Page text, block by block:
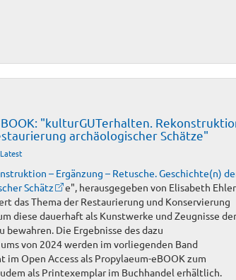
"kulturGUTerhalten.
archäologischer Schätze"
Latest
– Ergänzung – Retusche. Geschichte(n)
Schätz
e", herausgegeben von Elisabeth Ehler
das Thema der Restaurierung und Konservierung
diese dauerhaft als Kunstwerke und Zeugnisse der
Die Ergebnisse des dazu
von 2024 werden im vorliegenden Band
Open Access als Propylaeum-eBOOK zum
als Printexemplar im Buchhandel erhältlich.